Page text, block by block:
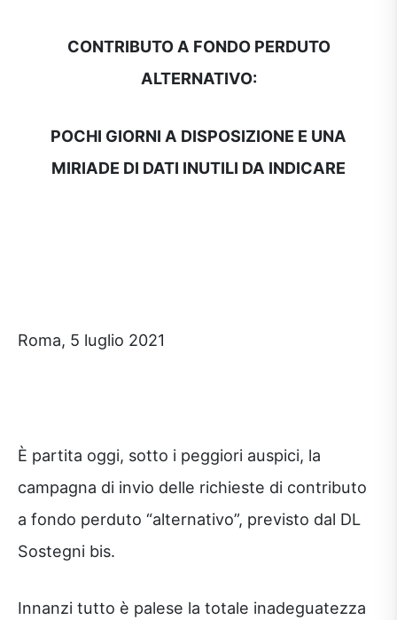
CONTRIBUTO A FONDO PERDUTO
ALTERNATIVO:
POCHI GIORNI A DISPOSIZIONE E UNA
MIRIADE DI DATI INUTILI DA INDICARE
Roma, 5 luglio 2021
È partita oggi, sotto i peggiori auspici, la
campagna di invio delle richieste di contributo
a fondo perduto “alternativo”, previsto dal DL
Sostegni bis.
Innanzi tutto è palese la totale inadeguatezza